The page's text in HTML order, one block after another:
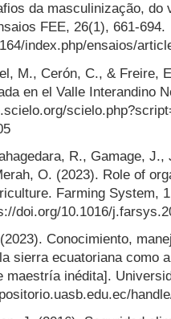
da masculinização, do
FEE, 26(1), 661-694.
index.php/ensaios/
M., Cerón, C., & Freire,
en el Valle Interandino
R., Gamage,
O. (2023). Role of
Farming System,
doi.org/10.1016/
Conocimiento,
sierra ecuatoriana como
maestría inédita].